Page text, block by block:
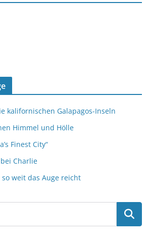
kalifornischen Galapagos-Inseln
Himmel und Hölle
Finest City“
Charlie
so weit das Auge reicht